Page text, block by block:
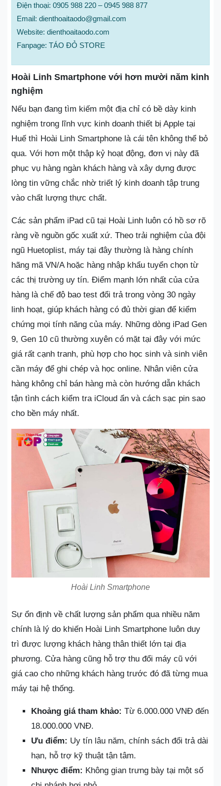
Điện thoại: 0905 988 220 – 0945 988 877
Email: dienthoaitaodo@gmail.com
Website: dienthoaitaodo.com
Fanpage: TÁO ĐỎ STORE
Hoài Linh Smartphone với hơn mười năm kinh
nghiệm
Nếu bạn đang tìm kiếm một địa chỉ có bề dày kinh
nghiệm trong lĩnh vực kinh doanh thiết bị Apple tại
Huế thì Hoài Linh Smartphone là cái tên không thể bỏ
qua. Với hơn một thập kỷ hoạt động, đơn vị này đã
phục vụ hàng ngàn khách hàng và xây dựng được
lòng tin vững chắc nhờ triết lý kinh doanh tập trung
vào chất lượng thực chất.
Các sản phẩm iPad cũ tại Hoài Linh luôn có hồ sơ rõ
ràng về nguồn gốc xuất xứ. Theo trải nghiệm của đội
ngũ Huetoplist, máy tại đây thường là hàng chính
hãng mã VN/A hoặc hàng nhập khẩu tuyển chọn từ
các thị trường uy tín. Điểm mạnh lớn nhất của cửa
hàng là chế độ bao test đổi trả trong vòng 30 ngày
linh hoạt, giúp khách hàng có đủ thời gian để kiểm
chứng mọi tính năng của máy. Những dòng iPad Gen
9, Gen 10 cũ thường xuyên có mặt tại đây với mức
giá rất cạnh tranh, phù hợp cho học sinh và sinh viên
cần máy để ghi chép và học online. Nhân viên cửa
hàng không chỉ bán hàng mà còn hướng dẫn khách
tận tình cách kiểm tra iCloud ẩn và cách sạc pin sao
cho bền máy nhất.
Hoài Linh Smartphone
Sự ổn định về chất lượng sản phẩm qua nhiều năm
chính là lý do khiến Hoài Linh Smartphone luôn duy
trì được lượng khách hàng thân thiết lớn tại địa
phương. Cửa hàng cũng hỗ trợ thu đổi máy cũ với
giá cao cho những khách hàng trước đó đã từng mua
máy tại hệ thống.
Khoảng giá tham khảo: Từ 6.000.000 VNĐ đến
18.000.000 VNĐ.
Ưu điểm: Uy tín lâu năm, chính sách đổi trả dài
hạn, hỗ trợ kỹ thuật tận tâm.
Nhược điểm: Không gian trưng bày tại một số